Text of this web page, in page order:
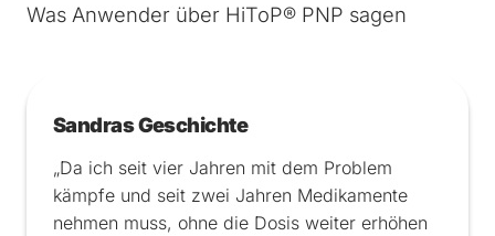
Was Anwender über HiToP® PNP sagen
Sandras Geschichte
„Da ich seit vier Jahren mit dem Problem
kämpfe und seit zwei Jahren Medikamente
nehmen muss, ohne die Dosis weiter erhöhen